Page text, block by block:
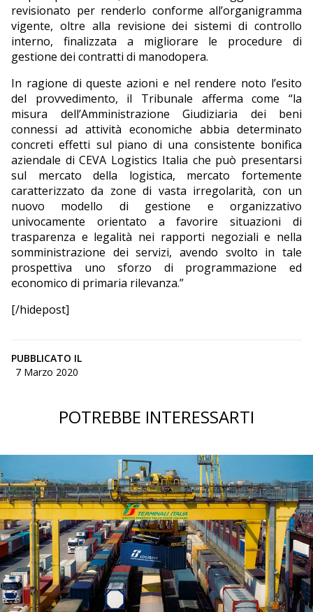
revisionato per renderlo conforme all’organigramma
vigente, oltre alla revisione dei sistemi di controllo
interno, finalizzata a migliorare le procedure di
gestione dei contratti di manodopera.
In ragione di queste azioni e nel rendere noto l’esito
del provvedimento, il Tribunale afferma come “la
misura dell’Amministrazione Giudiziaria dei beni
connessi ad attività economiche abbia determinato
concreti effetti sul piano di una consistente bonifica
aziendale di CEVA Logistics Italia che può presentarsi
sul mercato della logistica, mercato fortemente
caratterizzato da zone di vasta irregolarità, con un
nuovo modello di gestione e organizzativo
univocamente orientato a favorire situazioni di
trasparenza e legalità nei rapporti negoziali e nella
somministrazione dei servizi, avendo svolto in tale
prospettiva uno sforzo di programmazione ed
economico di primaria rilevanza.”
[/hidepost]
PUBBLICATO IL
7 Marzo 2020
POTREBBE INTERESSARTI